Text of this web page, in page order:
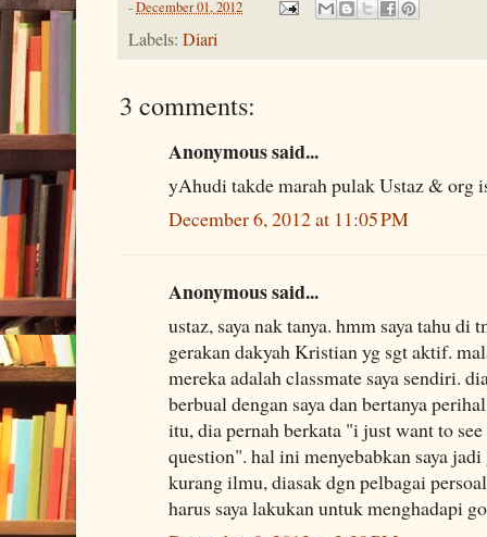
-December 01, 2012
Labels: Diari
3 comments:
Anonymous said...
yAhudi takde marah pulak Ustaz & org
December 6, 2012 at 11:05 PM
Anonymous said...
ustaz, saya nak tanya. hmm saya tahu di
gerakan dakyah Kristian yg sgt aktif.
mereka adalah classmate saya sendiri.
berbual dengan saya dan bertanya
itu, dia pernah berkata "i just want to
question". hal ini menyebabkan saya jadi
kurang ilmu, diasak dgn pelbagai
harus saya lakukan untuk menghadapi